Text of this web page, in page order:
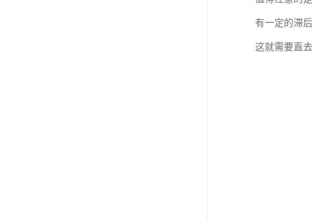
有一定的滞
这就需要直